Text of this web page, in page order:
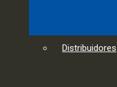
Distribuidores